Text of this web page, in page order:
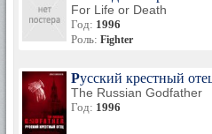
For Life or Death
Год: 1996
Роль: Fighter
Русский крестный
The Russian Godfather
Год: 1996